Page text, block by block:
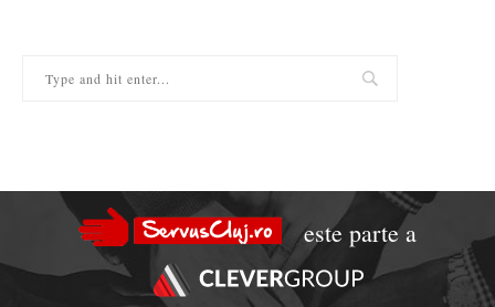
este parte a